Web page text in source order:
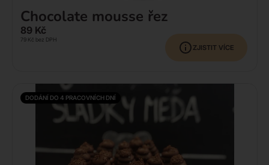
ZJISTIT VÍCE
Chocolate mousse řez
89 Kč
79 Kč bez DPH
DODÁNÍ DO 4 PRACOVNÍCH DNÍ